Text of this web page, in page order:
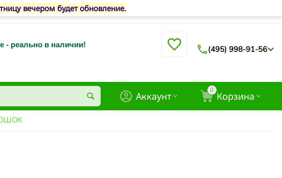
вечером будет обновление.
- реально в наличии! (495) 998-91-56
0 Корзина
Аккаунт